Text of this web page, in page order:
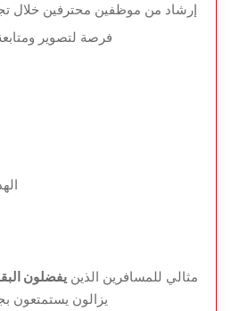
إرشاد من موظفين محترفين خلال
فرصة لتصوير
مثالي للمسافرين الذينيفضلون
يزالون يستمتعون